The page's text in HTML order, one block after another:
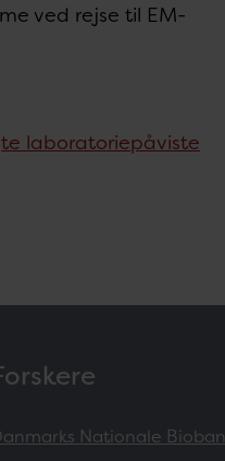
ved rejse til EM-
laboratoriepåviste
Nationale